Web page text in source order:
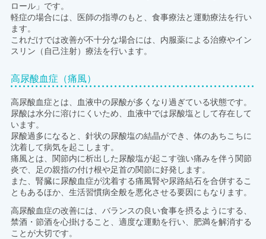
ロール」です。
軽症の場合には、医師の指導のもと、食事療法と運動療法を行い
ます。
これだけでは改善が不十分な場合には、内服薬による治療やイン
スリン（自己注射）療法を行います。
高尿酸血症（痛風）
高尿酸血症とは、血液中の尿酸が多くなり過ぎている状態です。
尿酸は水分に溶けにくいため、血液中では尿酸塩として存在して
います。
尿酸過多になると、針状の尿酸塩の結晶ができ、体のあちこちに
沈着して病気を起こします。
痛風とは、関節内に析出した尿酸塩が起こす強い痛みを伴う関節
炎で、足の親指の付け根や足首の関節に好発します。
また、腎臓に尿酸血症が沈着する痛風腎や尿路結石を合併するこ
ともあるほか、生活習慣病全般を悪化させる要因にもなります。
高尿酸血症の改善には、バランスの良い食事を摂るようにする、
禁酒・節酒を心掛けること、適度な運動を行い、肥満を解消する
ことが大切です。